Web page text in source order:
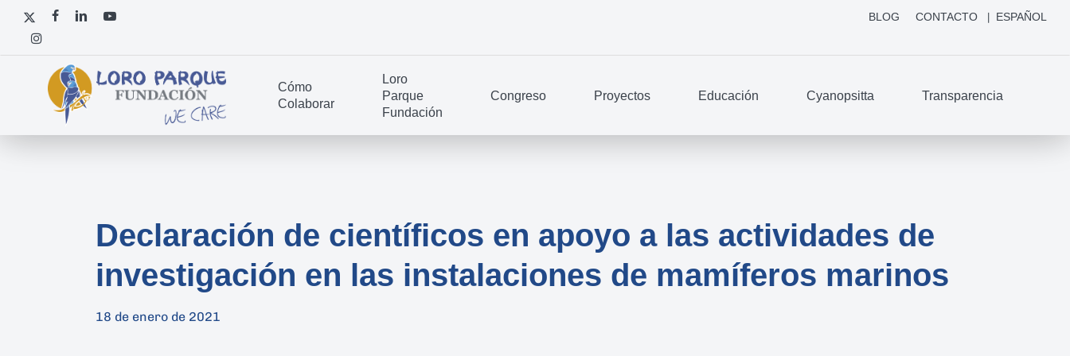
Skipx-
twitter
facebooklinkedinyoutube
instagram
BLOG CONTACTO ESPAÑOL
Cómo
Colaborar
Loro
Parque
Fundación
Congreso Proyectos Educación Cyanopsitta Transparencia
Declaración de científicos en apoyo a las actividades de
investigación en las instalaciones de mamíferos marinos
18 de enero de 2021